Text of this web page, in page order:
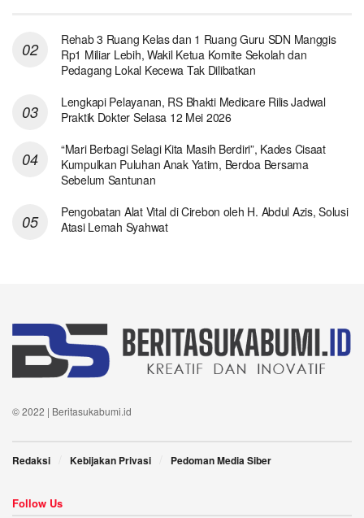
Rehab 3 Ruang Kelas dan 1 Ruang Guru SDN Manggis
Rp1 Miliar Lebih, Wakil Ketua Komite Sekolah dan
Pedagang Lokal Kecewa Tak Dilibatkan
Lengkapi Pelayanan, RS Bhakti Medicare Rilis Jadwal
Praktik Dokter Selasa 12 Mei 2026
“Mari Berbagi Selagi Kita Masih Berdiri”, Kades Cisaat
Kumpulkan Puluhan Anak Yatim, Berdoa Bersama
Sebelum Santunan
Pengobatan Alat Vital di Cirebon oleh H. Abdul Azis, Solusi
Atasi Lemah Syahwat
© 2022 | Beritasukabumi.id
Redaksi Kebijakan Privasi Pedoman Media Siber
Follow Us